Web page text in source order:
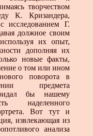
творчеством
К. Кризандера,
исследованием Г.
должное своим
их опыт,
дополняя их
новые факты,
о том или ином
поворота в
предмета
бы нашему
наделенного
Вот тут и
извлекающая из
анализа